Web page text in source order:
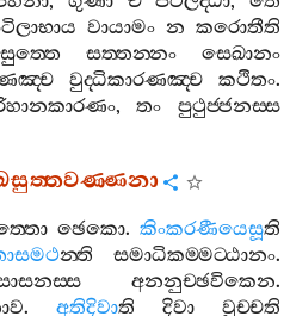
වායාමං න කරොතීති
සුත‍්තෙ සත‍්තන‍්නං
සෙඛානං
වුද‍්ධිකාරණඤ‍්ච කථිතං.
,තං
පුථුජ‍්ජනස‍්ස
ඡෙකො. කිංකරණීයෙසූති
න‍්ති සමාධිකම‍්මට‍්ඨානං.
අනනුච‍්ඡවිකෙන.
. අතිදිවාති දිවා
වුච‍්චති